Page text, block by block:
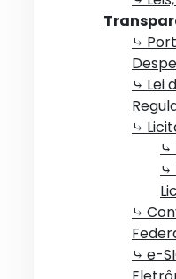
⤷
⤷ Lei
⤷
⤷
⤷
⤷
⤷ e-